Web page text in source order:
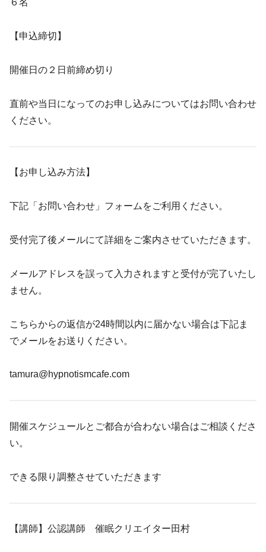
６名
【申込締切】
開催日の２日前締め切り
直前や当日になってのお申し込みについてはお問い合わせ
ください。
【お申し込み方法】
下記「お問い合わせ」フォームをご利用ください。
受付完了後メールにて詳細をご案内させていただきます。
メールアドレスを誤って入力されますと受付が完了いたし
ません。
こちらからの返信が24時間以内に届かない場合は下記ま
でメールをお送りください。
tamura@hypnotismcafe.com
開催スケジュールとご都合が合わない場合はご相談くださ
い。
できる限り調整させていただきます
【講師】公認講師 催眠クリエイター田村